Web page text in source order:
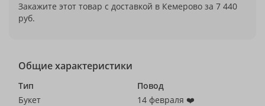
Закажите этот товар с доставкой в Кемерово за 7 440
руб.
Общие характеристики
Тип
Букет
Повод
14 февраля ❤️